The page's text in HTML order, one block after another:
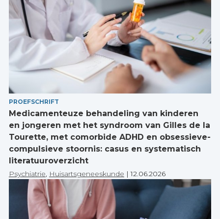
PROEFSCHRIFT
Medicamenteuze behandeling van kinderen
en jongeren met het syndroom van Gilles de la
Tourette, met comorbide ADHD en obsessieve-
compulsieve stoornis: casus en systematisch
literatuuroverzicht
Psychiatrie, Huisartsgeneeskunde |12.06.2026